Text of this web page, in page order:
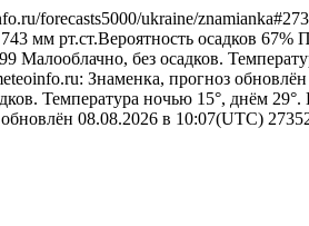
forecasts5000/ukraine/
мм рт.ст.Вероятность осадков 67%
Малооблачно, без осадков.
Знаменка, прогноз
Температура ночью 15°, днём
08.08.2026 в 10:07(UTC)